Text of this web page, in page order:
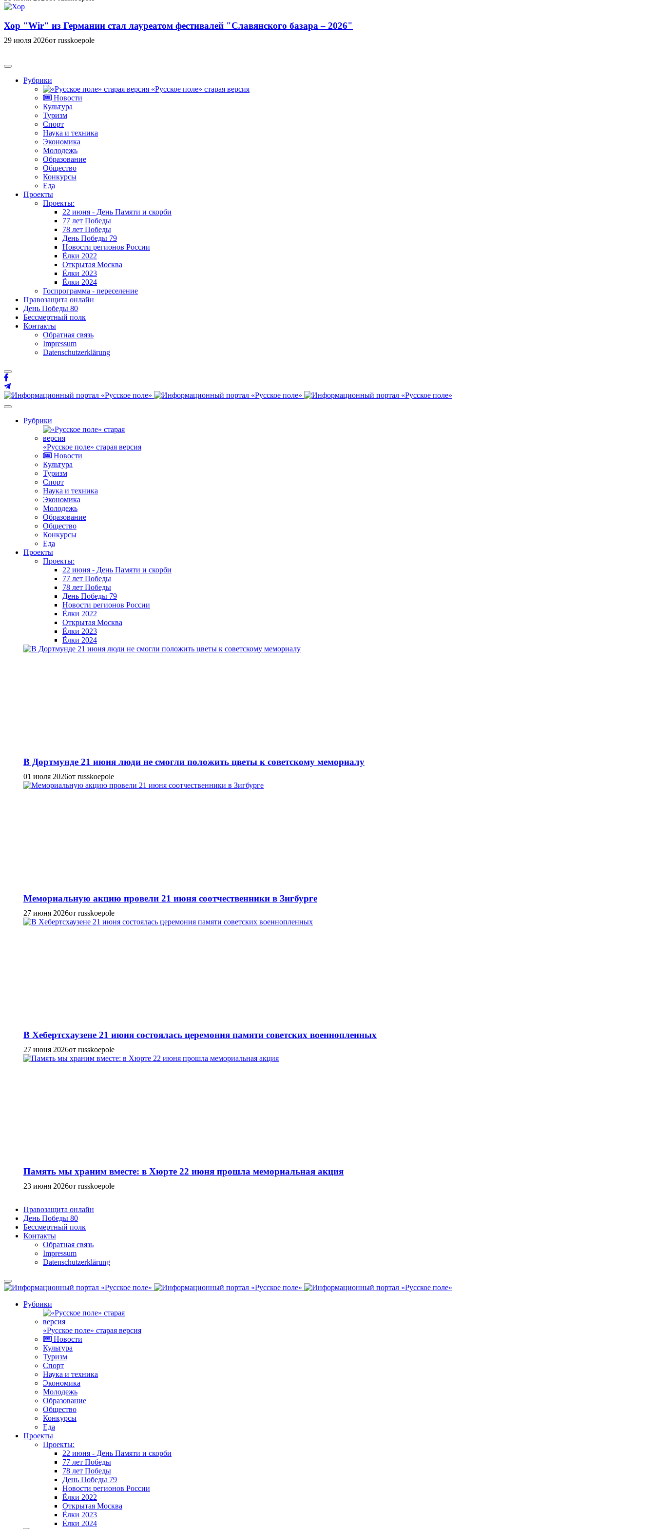
Хор "Wir" из Германии стал лауреатом фестивалей "Славянского базара – 2026"
29 июля 2026от russkoepole
Рубрики
«Русское поле» старая версия
Новости
Культура
Туризм
Спорт
Наука и техника
Экономика
Молодежь
Образование
Общество
Конкурсы
Еда
Проекты
Проекты:
22 июня - День Памяти и скорби
77 лет Победы
78 лет Победы
День Победы 79
Новости регионов России
Ёлки 2022
Открытая Москва
Ёлки 2023
Ёлки 2024
Госпрограмма - переселение
Правозащита онлайн
День Победы 80
Бессмертный полк
Контакты
Обратная связь
Impressum
Datenschutzerklärung
Рубрики
«Русское поле» старая версия
Новости
Культура
Туризм
Спорт
Наука и техника
Экономика
Молодежь
Образование
Общество
Конкурсы
Еда
Проекты
Проекты:
22 июня - День Памяти и скорби
77 лет Победы
78 лет Победы
День Победы 79
Новости регионов России
Ёлки 2022
Открытая Москва
Ёлки 2023
Ёлки 2024
В Дортмунде 21 июня люди не смогли положить цветы к советскому мемориалу
01 июля 2026от russkoepole
Мемориальную акцию провели 21 июня соотчественники в Зигбурге
27 июня 2026от russkoepole
В Хебертсхаузене 21 июня состоялась церемония памяти советских военнопленных
27 июня 2026от russkoepole
Память мы храним вместе: в Хюрте 22 июня прошла мемориальная акция
23 июня 2026от russkoepole
Правозащита онлайн
День Победы 80
Бессмертный полк
Контакты
Обратная связь
Impressum
Datenschutzerklärung
Рубрики
«Русское поле» старая версия
Новости
Культура
Туризм
Спорт
Наука и техника
Экономика
Молодежь
Образование
Общество
Конкурсы
Еда
Проекты
Проекты:
22 июня - День Памяти и скорби
77 лет Победы
78 лет Победы
День Победы 79
Новости регионов России
Ёлки 2022
Открытая Москва
Ёлки 2023
Ёлки 2024